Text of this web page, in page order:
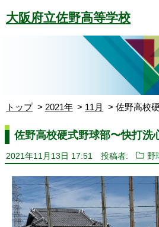
大阪府立佐野高等学校
トップ 2021年 11月 佐野高校
佐野高校硬式野球部〜快打洗
2021年11月13日 17:51 投稿者: 野